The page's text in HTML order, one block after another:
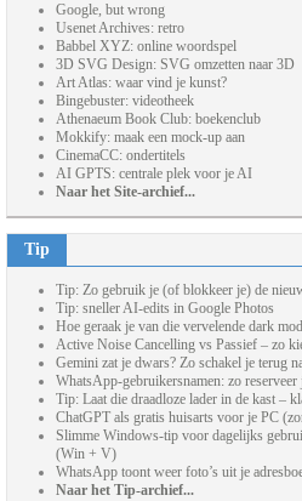
Google, but wrong
Usenet Archives: retro
Babbel XYZ: online woordspel
3D SVG Design: SVG omzetten naar 3D
Art Atlas: waar vind je kunst?
Bingebuster: videotheek
Athenaeum Book Club: boekenclub
Mokkify: maak een mock-up aan
CinemaCC: ondertitels
AI GPTS: centrale plek voor je AI
Naar het Site-archief...
Tip
Tip: Zo gebruik je (of blokkeer je) de
Tip: sneller AI-edits in Google Photos
Hoe geraak je van die vervelende dark
Active Noise Cancelling vs Passief – zo
Gemini zat je dwars? Zo schakel je terug
WhatsApp-gebruikersnamen: zo
Tip: Laat die draadloze lader in de kast –
ChatGPT als gratis huisarts voor je PC
Slimme Windows-tip voor dagelijks
(Win + V)
WhatsApp toont weer foto’s uit je
Naar het Tip-archief...